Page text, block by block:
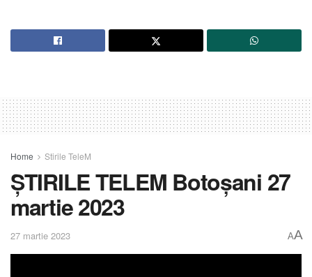
Home Stirile TeleM
ȘTIRILE TELEM Botoșani 27
martie 2023
27 martie 2023 AA